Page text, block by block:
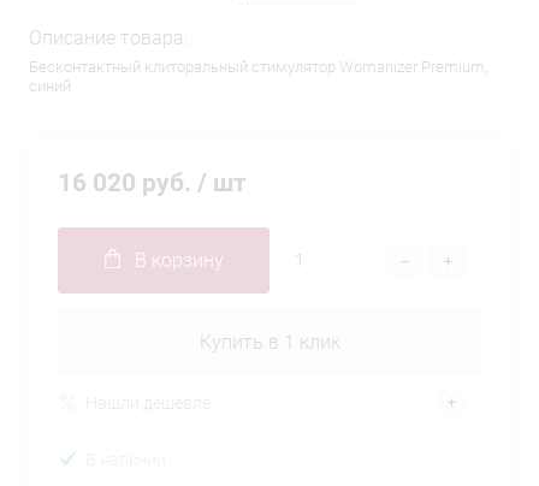
Описание товара:
Бесконтактный клиторальный стимулятор Womanizer Premium,
синий
16 020 руб. / шт
В корзину
Купить в 1 клик
В наличии